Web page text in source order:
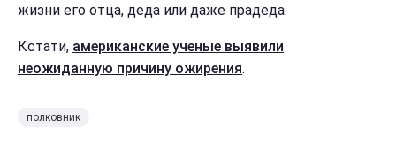
жизни его отца, деда или даже прадеда.
Кстати, американские ученые выявили
неожиданную причину ожирения.
полковник